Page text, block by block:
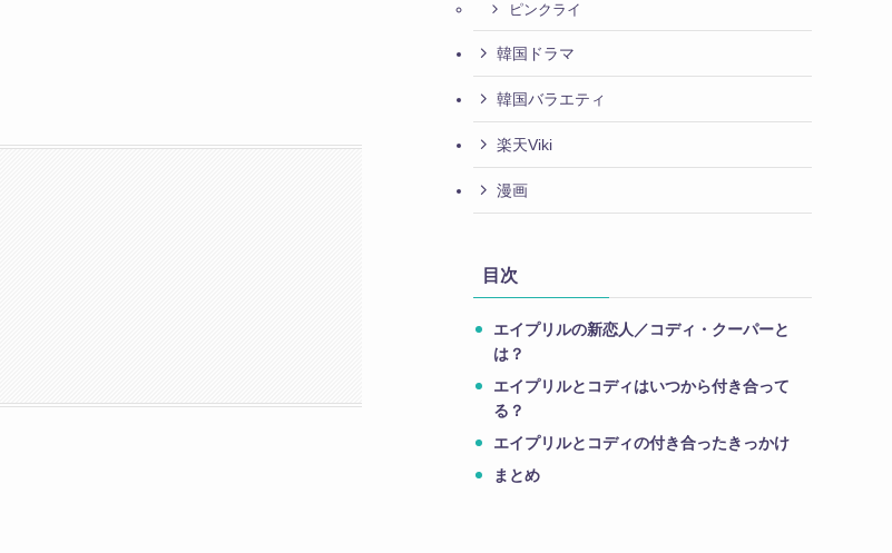
ピンクライ
韓国ドラマ
韓国バラエティ
楽天Viki
漫画
目次
エイプリルの新恋人／コディ・クーパーと
は？
エイプリルとコディはいつから付き合って
る？
エイプリルとコディの付き合ったきっかけ
まとめ